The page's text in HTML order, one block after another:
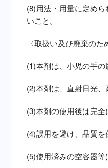
(8)用法・用量に定め
いこと。
〈取扱い及び廃棄のた
(1)本剤は、小児の手の
(2)本剤は、直射日光、
(3)本剤の使用後は完全
(4)誤用を避け、品質を
(5)使用済みの空容器